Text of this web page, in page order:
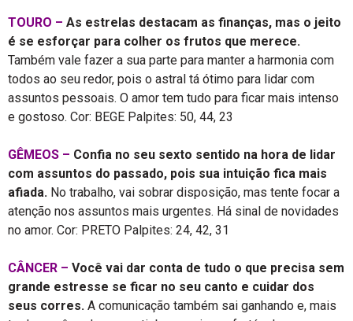
TOURO – As estrelas destacam as finanças, mas o jeito
é se esforçar para colher os frutos que merece.
Também vale fazer a sua parte para manter a harmonia com
todos ao seu redor, pois o astral tá ótimo para lidar com
assuntos pessoais. O amor tem tudo para ficar mais intenso
e gostoso. Cor: BEGE Palpites: 50, 44, 23
GÊMEOS – Confia no seu sexto sentido na hora de lidar
com assuntos do passado, pois sua intuição fica mais
afiada. No trabalho, vai sobrar disposição, mas tente focar a
atenção nos assuntos mais urgentes. Há sinal de novidades
no amor. Cor: PRETO Palpites: 24, 42, 31
CÂNCER – Você vai dar conta de tudo o que precisa sem
grande estresse se ficar no seu canto e cuidar dos
seus corres. A comunicação também sai ganhando e, mais